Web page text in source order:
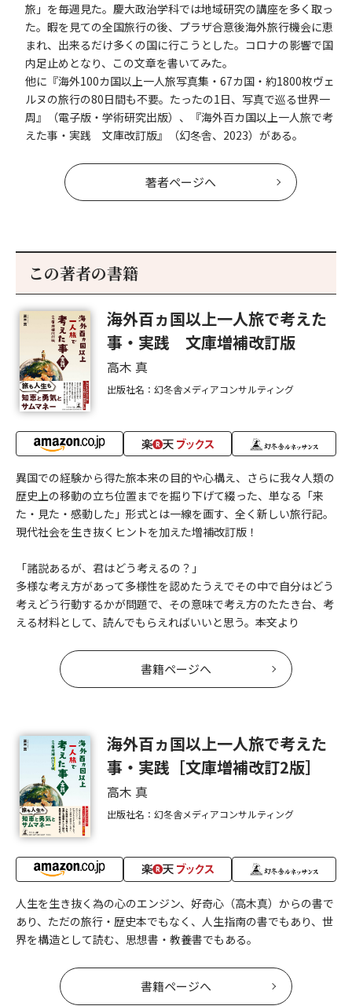
旅」を毎週見た。慶大政治学科では地域研究の講座を多く取っ
た。暇を見ての全国旅行の後、プラザ合意後海外旅行機会に恵
まれ、出来るだけ多くの国に行こうとした。コロナの影響で国
内足止めとなり、この文章を書いてみた。
他に『海外100カ国以上一人旅写真集・67カ国・約1800枚ヴェ
ルヌの旅行の80日間も不要。たったの1日、写真で巡る世界一
周』（電子版・学術研究出版）、『海外百カ国以上一人旅で考
えた事・実践 文庫改訂版』（幻冬舎、2023）がある。
著者ページへ
この著者の書籍
海外百ヵ国以上一人旅で考えた
事・実践 文庫増補改訂版
高木 真
出版社名：幻冬舎メディアコンサルティング
異国での経験から得た旅本来の目的や心構え、さらに我々人類の
歴史上の移動の立ち位置までを掘り下げて綴った、単なる「来
た・見た・感動した」形式とは一線を画す、全く新しい旅行記。
現代社会を生き抜くヒントを加えた増補改訂版！
「諸説あるが、君はどう考えるの？」
多様な考え方があって多様性を認めたうえでその中で自分はどう
考えどう行動するかが問題で、その意味で考え方のたたき台、考
える材料として、読んでもらえればいいと思う。――本文より
書籍ページへ
海外百ヵ国以上一人旅で考えた
事・実践［文庫増補改訂2版］
高木 真
出版社名：幻冬舎メディアコンサルティング
人生を生き抜く為の心のエンジン、好奇心（高木真）からの書で
あり、ただの旅行・歴史本でもなく、人生指南の書でもあり、世
界を構造として読む、思想書・教養書でもある。
書籍ページへ